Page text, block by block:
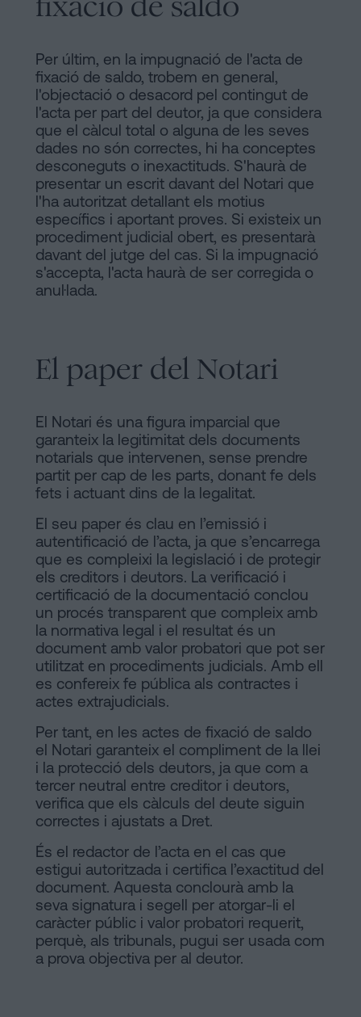
Per últim, en la impugnació de l'acta de
fixació de saldo, trobem en general,
l'objectació o desacord pel contingut de
l'acta per part del deutor, ja que considera
que el càlcul total o alguna de les seves
dades no són correctes, hi ha conceptes
desconeguts o inexactituds. S'haurà de
presentar un escrit davant del Notari que
l'ha autoritzat detallant els motius
específics i aportant proves. Si existeix un
procediment judicial obert, es presentarà
davant del jutge del cas. Si la impugnació
s'accepta, l'acta haurà de ser corregida o
anul·lada.
El paper del Notari
El Notari és una figura imparcial que
garanteix la legitimitat dels documents
notarials que intervenen, sense prendre
partit per cap de les parts, donant fe dels
fets i actuant dins de la legalitat.
El seu paper és clau en l’emissió i
autentificació de l’acta, ja que s’encarrega
que es compleixi la legislació i de protegir
els creditors i deutors. La verificació i
certificació de la documentació conclou
un procés transparent que compleix amb
la normativa legal i el resultat és un
document amb valor probatori que pot ser
utilitzat en procediments judicials. Amb ell
es confereix fe pública als contractes i
actes extrajudicials.
Per tant, en les actes de fixació de saldo
el Notari garanteix el compliment de la llei
i la protecció dels deutors, ja que com a
tercer neutral entre creditor i deutors,
verifica que els càlculs del deute siguin
correctes i ajustats a Dret.
És el redactor de l’acta en el cas que
estigui autoritzada i certifica l’exactitud del
document. Aquesta conclourà amb la
seva signatura i segell per atorgar-li el
caràcter públic i valor probatori requerit,
perquè, als tribunals, pugui ser usada com
a prova objectiva per al deutor.